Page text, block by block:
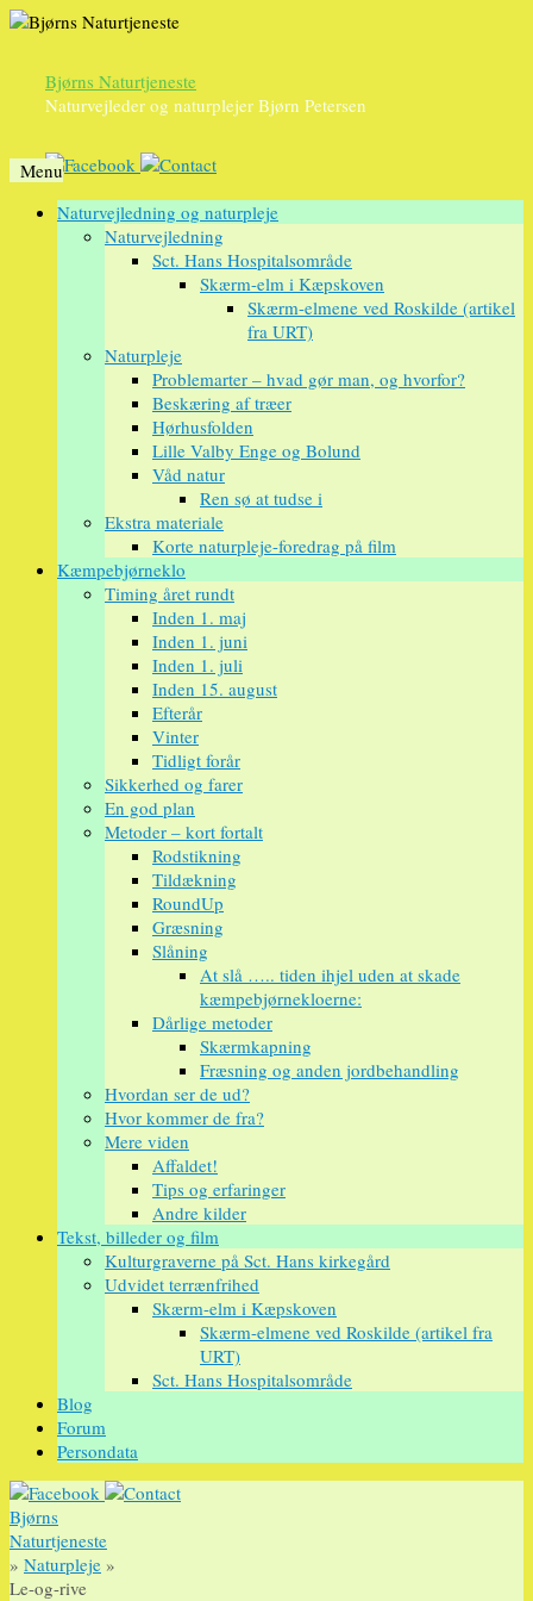
Bjørns Naturtjeneste
Naturvejleder og naturplejer Bjørn Petersen
Menu
VidereNaturvejledning og naturpleje
Naturvejledning
Sct. Hans Hospitalsområde
Skærm-elm i Kæpskoven
Skærm-elmene ved Roskilde (artikel
fra URT)
Naturpleje
Problemarter – hvad gør man, og hvorfor?
Beskæring af træer
Hørhusfolden
Lille Valby Enge og Bolund
Våd natur
Ren sø at tudse i
Ekstra materiale
Korte naturpleje-foredrag på film
Kæmpebjørneklo
Timing året rundt
Inden 1. maj
Inden 1. juni
Inden 1. juli
Inden 15. august
Efterår
Vinter
Tidligt forår
Sikkerhed og farer
En god plan
Metoder – kort fortalt
Rodstikning
Tildækning
RoundUp
Græsning
Slåning
At slå ….. tiden ihjel uden at skade
kæmpebjørnekloerne:
Dårlige metoder
Skærmkapning
Fræsning og anden jordbehandling
Hvordan ser de ud?
Hvor kommer de fra?
Mere viden
Affaldet!
Tips og erfaringer
Andre kilder
Tekst, billeder og film
Kulturgraverne på Sct. Hans kirkegård
Udvidet terrænfrihed
Skærm-elm i Kæpskoven
Skærm-elmene ved Roskilde (artikel fra
URT)
Sct. Hans Hospitalsområde
Blog
Forum
Persondata
Bjørns
Naturtjeneste
» Naturpleje »
Le-og-rive